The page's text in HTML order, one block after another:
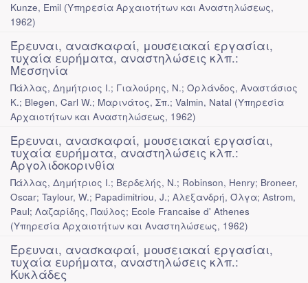
Kunze, Emil (Υπηρεσία Αρχαιοτήτων και Αναστηλώσεως,
1962)
Έρευναι, ανασκαφαί, μουσειακαί εργασίαι,
τυχαία ευρήματα, αναστηλώσεις κλπ.:
Μεσσηνία
Πάλλας, Δημήτριος Ι.; Γιαλούρης, Ν.; Ορλάνδος, Αναστάσιος
Κ.; Blegen, Carl W.; Μαρινάτος, Σπ.; Valmin, Natal (Υπηρεσία
Αρχαιοτήτων και Αναστηλώσεως, 1962)
Έρευναι, ανασκαφαί, μουσειακαί εργασίαι,
τυχαία ευρήματα, αναστηλώσεις κλπ.:
Αργολιδοκορινθία
Πάλλας, Δημήτριος Ι.; Βερδελής, Ν.; Robinson, Henry; Broneer,
Oscar; Taylour, W.; Papadimitriou, J.; Αλεξανδρή, Όλγα; Astrom,
Paul; Λαζαρίδης, Παύλος; Ecole Francaise d' Athenes
(Υπηρεσία Αρχαιοτήτων και Αναστηλώσεως, 1962)
Έρευναι, ανασκαφαί, μουσειακαί εργασίαι,
τυχαία ευρήματα, αναστηλώσεις κλπ.:
Κυκλάδες